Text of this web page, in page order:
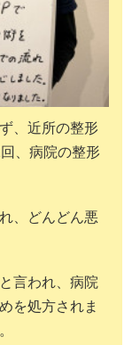
、近所の整形
、病院の整形
、どんどん悪
言われ、病院
を処方されま